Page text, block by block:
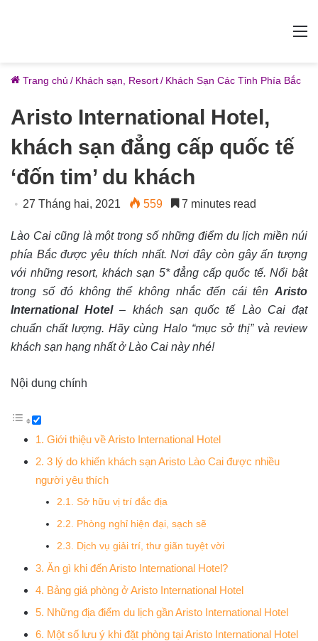
Trang chủ / Khách sạn, Resort/ Khách Sạn Các Tỉnh Phía Bắc
Aristo International Hotel,
khách sạn đẳng cấp quốc tế
‘đốn tim’ du khách
27 Tháng hai, 2021 559 7 minutes read
Lào Cai cũng là một trong số những điểm du lịch miền núi
phía Bắc được yêu thích nhất. Nơi đây còn gây ấn tượng
với những resort, khách sạn 5* đẳng cấp quốc tế. Nổi bật
trong số đó không thể không nhắc đến cái tên Aristo
International Hotel– khách sạn quốc tế Lào Cai đạt
chuẩn chất lượng. Hãy cùng Halo “mục sở thị” và review
khách sạn hạng nhất ở Lào Cai này nhé!
Nội dung chính
1. Giới thiệu về Aristo International Hotel
2. 3 lý do khiến khách sạn Aristo Lào Cai được nhiều
người yêu thích
2.1. Sở hữu vị trí đắc địa
2.2. Phòng nghỉ hiện đại, sạch sẽ
2.3. Dịch vụ giải trí, thư giãn tuyệt vời
3. Ăn gì khi đến Aristo International Hotel?
4. Bảng giá phòng ở Aristo International Hotel
5. Những địa điểm du lịch gần Aristo International Hotel
6. Một số lưu ý khi đặt phòng tại Aristo International Hotel